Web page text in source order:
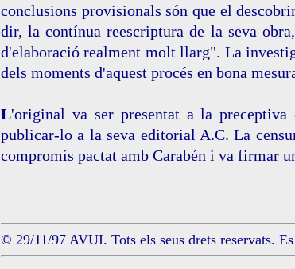
conclusions provisionals són que el
dir, la contínua reescriptura de la seva
d'elaboració realment molt llarg". La
dels moments d'aquest procés en bona
L'original va ser presentat a la preceptiva
publicar-lo a la seva editorial A.C. La
compromís pactat amb Carabén i va firmar
© 29/11/97 AVUI. Tots els seus drets reservats.